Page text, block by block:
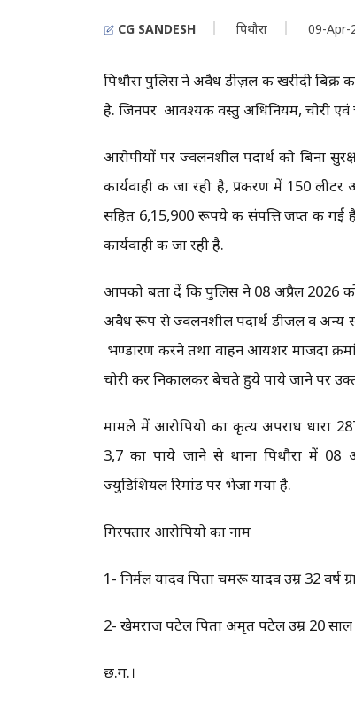
CG SANDESH पिथौरा 09-Apr-
पिथौरा पुलिस ने अवैध डीज़ल की खरीदी बिक्री
है. जिनपर आवश्यक वस्तु अधिनियम, चोरी एवं
आरोपीयों पर ज्वलनशील पदार्थ को बिना
कार्यवाही की जा रही है, प्रकरण में 150
सहित 6,15,900 रूपये की संपत्ति जप्त की
कार्यवाही की जा रही है.
आपको बता दें कि पुलिस ने 08 अप्रैल 2026
अवैध रूप से ज्वलनशील पदार्थ डीजल व अन्य
भण्डारण करने तथा वाहन आयशर माजदा
चोरी कर निकालकर बेचते हुये पाये जाने पर
मामले में आरोपियो का कृत्य अपराध धारा
3,7 का पाये जाने से थाना पिथौरा में 08
ज्युडिशियल रिमांड पर भेजा गया है.
गिरफ्तार आरोपियो का नाम
1- निर्मल यादव पिता चमरू यादव उम्र 32 वर्ष
2- खेमराज पटेल पिता अमृत पटेल उम्र 20 साल
छ.ग.।